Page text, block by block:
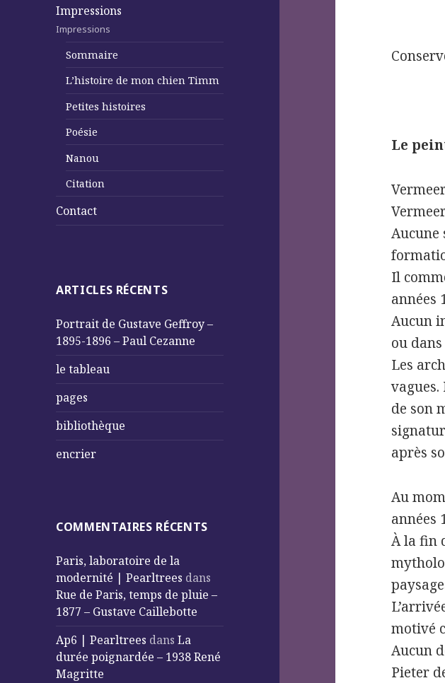
Impressions
Impressions
Sommaire
L’histoire de mon chien Timm
Petites histoires
Poésie
Nanou
Citation
Contact
ARTICLES RÉCENTS
Portrait de Gustave Geffroy –
1895-1896 – Paul Cezanne
le tableau
pages
bibliothèque
encrier
COMMENTAIRES RÉCENTS
Paris, laboratoire de la
modernité | Pearltrees dans
Rue de Paris, temps de pluie –
1877 – Gustave Caillebotte
Ap6 | Pearltrees dansLa
durée poignardée – 1938 René
Magritte
Le
Aucune
Il
années
Aucun
ou
Les
de son
après
Au
années
À la fin
motivé
Aucun
Pieter